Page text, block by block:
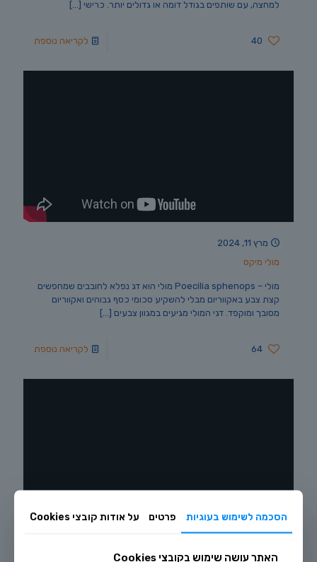
למחצה, עם שותפים בגודל דומה או גדולים יותר. כרישי […]
40 לקריאה נוספת
מרץ 11, 2024
מולי מיקס
מולי – Poecilia sphenops מולי הוא דג נפלא לחובבים שמחפשים
קצת צבע באקווריום מבלי להשקיע סכומי כסף גבוהים ואקווריום
מסובך ומוקפד. דגי המולי מגיעים במגוון צבעים […]
64 לקריאה נוספת
הסכמה לשימוש בעוגיות פרטים על אודות קובצי Cookies
האתר עושה שימוש בקובצי Cookies